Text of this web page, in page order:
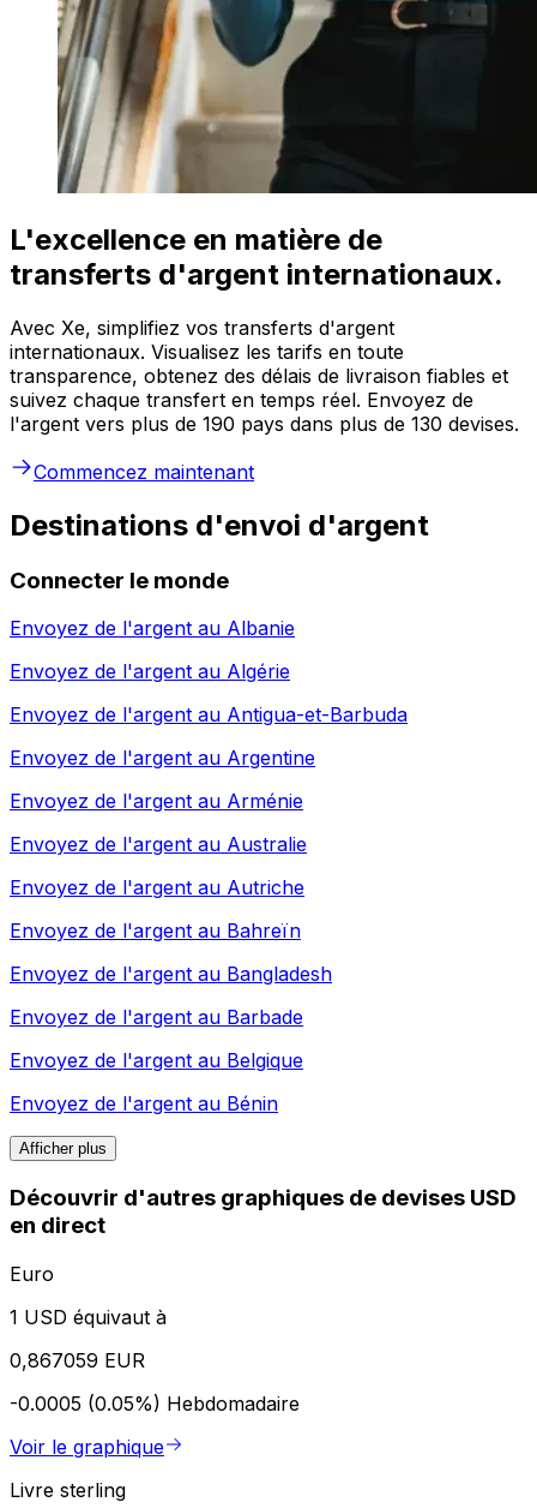
L'excellence en matière de
transferts d'argent internationaux.
Avec Xe, simplifiez vos transferts d'argent
internationaux. Visualisez les tarifs en toute
transparence, obtenez des délais de livraison fiables et
suivez chaque transfert en temps réel. Envoyez de
l'argent vers plus de 190 pays dans plus de 130 devises.
Commencez maintenant
Destinations d'envoi d'argent
Connecter le monde
Envoyez de l'argent au Albanie
Envoyez de l'argent au Algérie
Envoyez de l'argent au Antigua-et-Barbuda
Envoyez de l'argent au Argentine
Envoyez de l'argent au Arménie
Envoyez de l'argent au Australie
Envoyez de l'argent au Autriche
Envoyez de l'argent au Bahreïn
Envoyez de l'argent au Bangladesh
Envoyez de l'argent au Barbade
Envoyez de l'argent au Belgique
Envoyez de l'argent au Bénin
Afficher plus
Découvrir d'autres graphiques de devises USD
en direct
Euro
1 USD équivaut à
0,867059 EUR
-0.0005 (0.05%) Hebdomadaire
Voir le graphique
Livre sterling